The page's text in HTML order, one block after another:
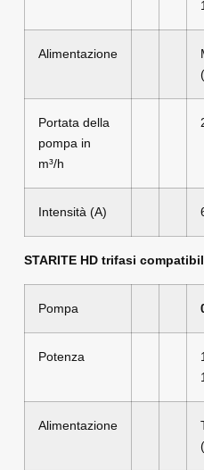
Alimentazione
Portata della
pompa in
m³/h
Intensità (A)
STARITE HD trifasi
Pompa
Potenza
Alimentazione